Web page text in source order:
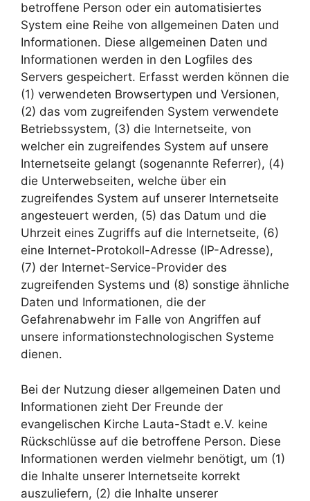
betroffene Person oder ein automatisiertes
System eine Reihe von allgemeinen Daten und
Informationen. Diese allgemeinen Daten und
Informationen werden in den Logfiles des
Servers gespeichert. Erfasst werden können die
(1) verwendeten Browsertypen und Versionen,
(2) das vom zugreifenden System verwendete
Betriebssystem, (3) die Internetseite, von
welcher ein zugreifendes System auf unsere
Internetseite gelangt (sogenannte Referrer), (4)
die Unterwebseiten, welche über ein
zugreifendes System auf unserer Internetseite
angesteuert werden, (5) das Datum und die
Uhrzeit eines Zugriffs auf die Internetseite, (6)
eine Internet-Protokoll-Adresse (IP-Adresse),
(7) der Internet-Service-Provider des
zugreifenden Systems und (8) sonstige ähnliche
Daten und Informationen, die der
Gefahrenabwehr im Falle von Angriffen auf
unsere informationstechnologischen Systeme
dienen.
Bei der Nutzung dieser allgemeinen Daten und
Informationen zieht Der Freunde der
evangelischen Kirche Lauta-Stadt e.V. keine
Rückschlüsse auf die betroffene Person. Diese
Informationen werden vielmehr benötigt, um (1)
die Inhalte unserer Internetseite korrekt
auszuliefern, (2) die Inhalte unserer